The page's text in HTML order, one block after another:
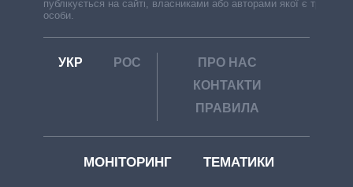
публікується на сайті, власниками або авторами якої є треті
особи.
УКР РОС
ПРО НАС
КОНТАКТИ
ПРАВИЛА
МОНІТОРИНГ ТЕМАТИКИ